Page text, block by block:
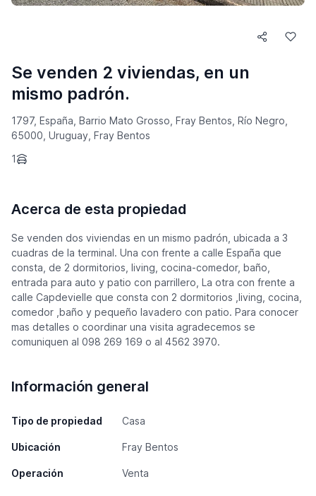
Se venden 2 viviendas, en un
mismo padrón.
1797, España, Barrio Mato Grosso, Fray Bentos, Río Negro,
65000, Uruguay, Fray Bentos
1
Acerca de esta propiedad
Se venden dos viviendas en un mismo padrón, ubicada a 3
cuadras de la terminal. Una con frente a calle España que
consta, de 2 dormitorios, living, cocina-comedor, baño,
entrada para auto y patio con parrillero, La otra con frente a
calle Capdevielle que consta con 2 dormitorios ,living, cocina,
comedor ,baño y pequeño lavadero con patio. Para conocer
mas detalles o coordinar una visita agradecemos se
comuniquen al 098 269 169 o al 4562 3970.
Información general
Tipo de propiedad Casa
Ubicación Fray Bentos
Operación Venta